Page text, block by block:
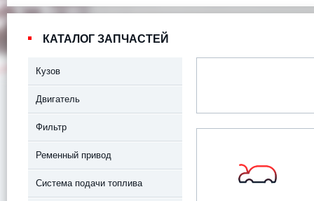
КАТАЛОГ ЗАПЧАСТЕЙ
Кузов
Двигатель
Фильтр
Ременный привод
Система подачи топлива